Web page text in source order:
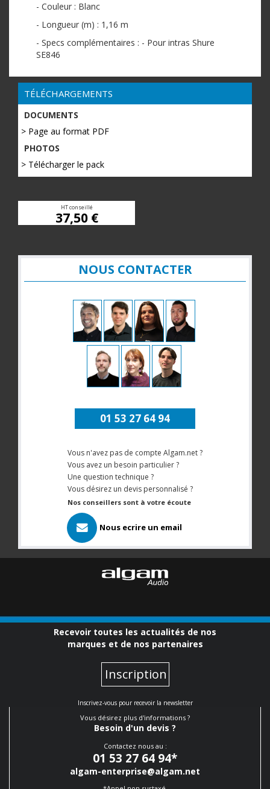
- Couleur : Blanc
- Longueur (m) : 1,16 m
- Specs complémentaires : - Pour intras Shure
SE846
TÉLÉCHARGEMENTS
DOCUMENTS
> Page au format PDF
PHOTOS
> Télécharger le pack
HT conseillé
37,50 €
NOUS CONTACTER
01 53 27 64 94
Vous n'avez pas de compte Algam.net ?
Vous avez un besoin particulier ?
Une question technique ?
Vous désirez un devis personnalisé ?
Nos conseillers sont à votre écoute
Nous ecrire un email
Recevoir toutes les actualités de nos
marques et de nos partenaires
Inscription
Inscrivez-vous pour recevoir la newsletter
Vous désirez plus d'informations ?
Besoin d'un devis ?
Contactez nous au :
01 53 27 64 94*
algam-enterprise@algam.net